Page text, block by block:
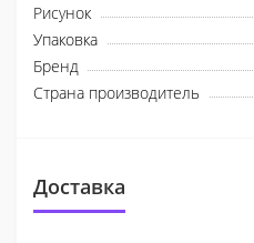
Рисунок
Упаковка
Бренд
Страна производитель
Доставка